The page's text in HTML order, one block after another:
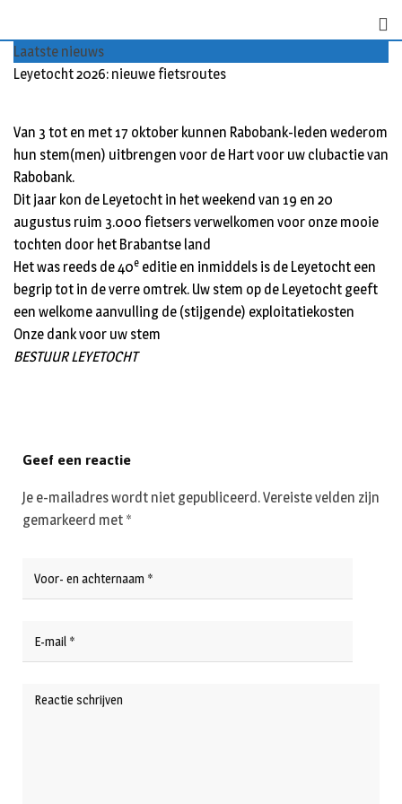
Laatste nieuws
Leyetocht 2026: nieuwe fietsroutes
Van 3 tot en met 17 oktober kunnen Rabobank-leden wederom
hun stem(men) uitbrengen voor de Hart voor uw clubactie van
Rabobank.
Dit jaar kon de Leyetocht in het weekend van 19 en 20
augustus ruim 3.000 fietsers verwelkomen voor onze mooie
tochten door het Brabantse land
Het was reeds de 40e editie en inmiddels is de Leyetocht een
begrip tot in de verre omtrek. Uw stem op de Leyetocht geeft
een welkome aanvulling de (stijgende) exploitatiekosten
Onze dank voor uw stem
BESTUUR LEYETOCHT
Geef een reactie
Je e-mailadres wordt niet gepubliceerd.Vereiste velden zijn
gemarkeerd met *